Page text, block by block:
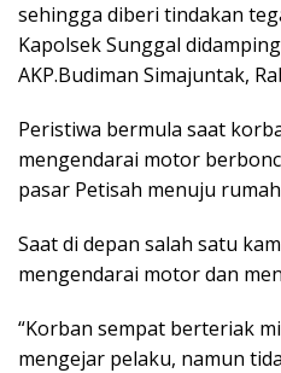
sehingga diberi tindakan
Kapolsek Sunggal
AKP.Budiman Simajuntak,
Peristiwa bermula saat
mengendarai motor
pasar Petisah menuju
Saat di depan salah satu
mengendarai motor dan
“Korban sempat berteriak
mengejar pelaku, namun